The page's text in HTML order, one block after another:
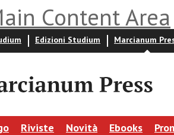
Content Area
Edizioni Studium Marcianum
Riviste Novità Ebooks